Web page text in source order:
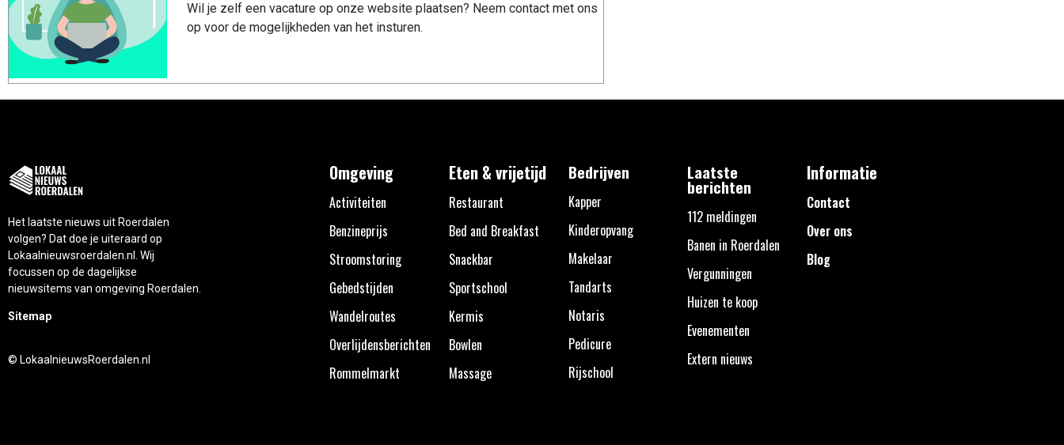
Wil je zelf een vacature op onze website plaatsen? Neem contact met ons
op voor de mogelijkheden van het insturen.
Het laatste nieuws uit Roerdalen
volgen? Dat doe je uiteraard op
Lokaalnieuwsroerdalen.nl. Wij
focussen op de dagelijkse
nieuwsitems van omgeving Roerdalen.
Sitemap
© LokaalnieuwsRoerdalen.nl
Omgeving
Activiteiten
Benzineprijs
Stroomstoring
Gebedstijden
Wandelroutes
Overlijdensberichten
Rommelmarkt
Eten & vrijetijd
Restaurant
Bed and Breakfast
Snackbar
Sportschool
Kermis
Bowlen
Massage
Bedrijven
Kapper
Kinderopvang
Makelaar
Tandarts
Notaris
Pedicure
Rijschool
Laatste
berichten
112 meldingen
Banen in Roerdalen
Vergunningen
Huizen te koop
Evenementen
Extern nieuws
Informatie
Contact
Over ons
Blog